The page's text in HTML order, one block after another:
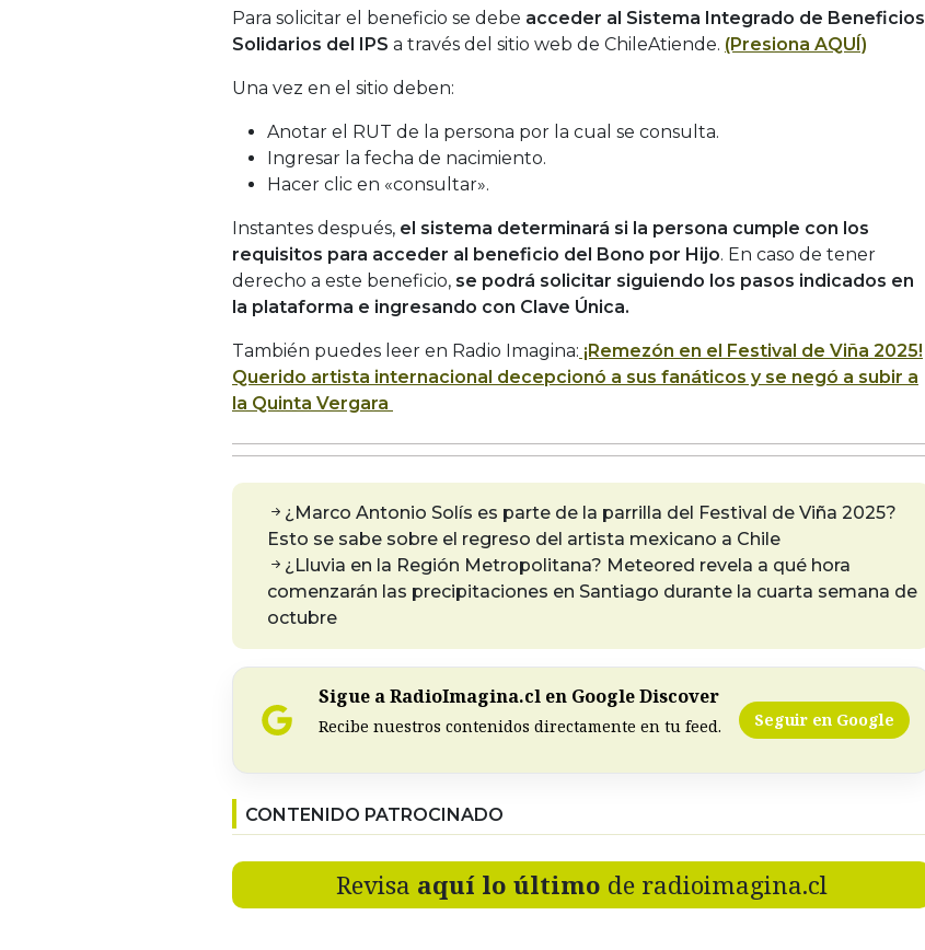
Para solicitar el beneficio se debe acceder al Sistema Integrado de Beneficios
Solidarios del IPS a través del sitio web de ChileAtiende. (Presiona AQUÍ)
Una vez en el sitio deben:
Anotar el RUT de la persona por la cual se consulta.
Ingresar la fecha de nacimiento.
Hacer clic en «consultar».
Instantes después, el sistema determinará si la persona cumple con los
requisitos para acceder al beneficio del Bono por Hijo. En caso de tener
derecho a este beneficio, se podrá solicitar siguiendo los pasos indicados en
la plataforma e ingresando con Clave Única.
También puedes leer en Radio Imagina: ¡Remezón en el Festival de Viña 2025!
Querido artista internacional decepcionó a sus fanáticos y se negó a subir a
la Quinta Vergara
¿Marco Antonio Solís es parte de la parrilla del Festival de Viña 2025?
Esto se sabe sobre el regreso del artista mexicano a Chile
¿Lluvia en la Región Metropolitana? Meteored revela a qué hora
comenzarán las precipitaciones en Santiago durante la cuarta semana de
octubre
Sigue a RadioImagina.cl en Google Discover
Recibe nuestros contenidos directamente en tu feed. Seguir en Google
CONTENIDO PATROCINADO
Revisa aquí lo último de radioimagina.cl